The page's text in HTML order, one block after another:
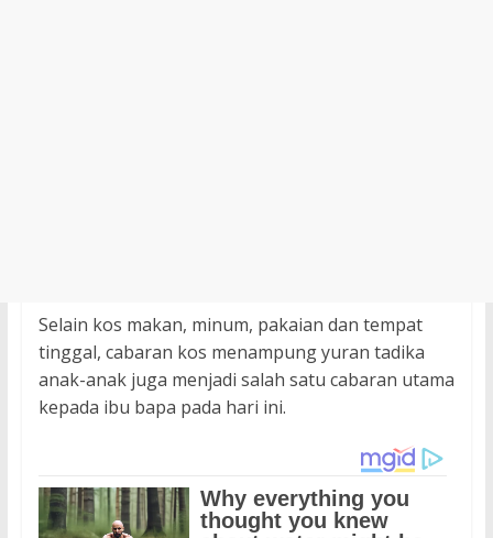
Selain kos makan, minum, pakaian dan tempat
tinggal, cabaran kos menampung yuran tadika
anak-anak juga menjadi salah satu cabaran utama
kepada ibu bapa pada hari ini.